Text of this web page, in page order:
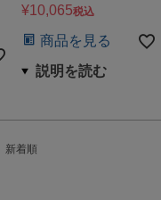
¥10,065税込
商品を見る
新着順